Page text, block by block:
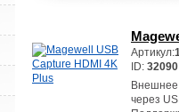
Артикул:
ID: 32090
Внешнее
через